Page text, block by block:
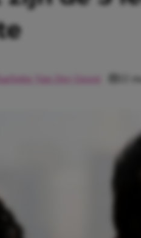
Van Der Geest 22